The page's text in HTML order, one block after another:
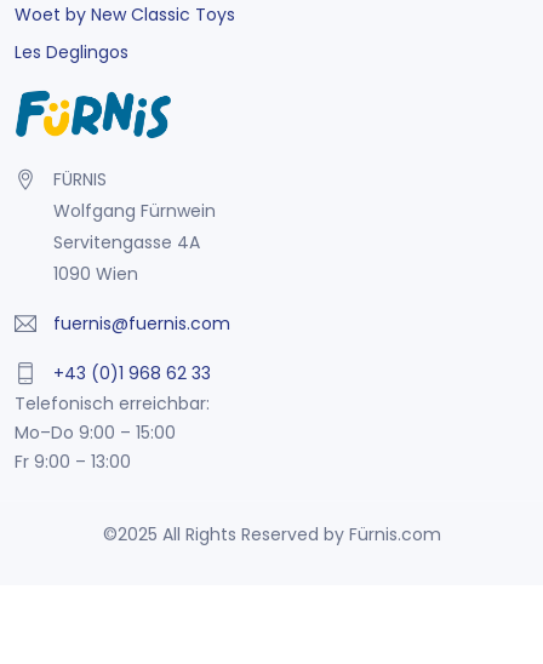
Woet by New Classic Toys
Les Deglingos
FÜRNIS
Wolfgang Fürnwein
Servitengasse 4A
1090 Wien
fuernis@fuernis.com
+43 (0)1 968 62 33
Telefonisch erreichbar:
Mo–Do 9:00 – 15:00
Fr 9:00 – 13:00
©2025 All Rights Reserved by Fürnis.com